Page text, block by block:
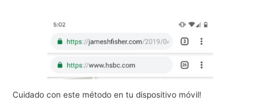
Cuidado con este método en tu dispositivo móvil!